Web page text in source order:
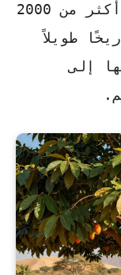
الصين، حيث كانت تزرع منذ أكثر من 2000
طويلاً
إلى